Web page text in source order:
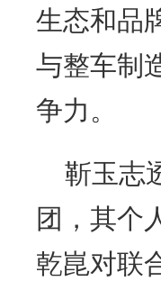
生态和品
与整车制
争力。
靳玉志
团，其个
乾崑对联